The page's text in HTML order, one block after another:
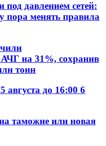
давлением сетей:
пора менять правила
на 31%, сохранив
тонн
августа до 16:00 6
таможне или новая